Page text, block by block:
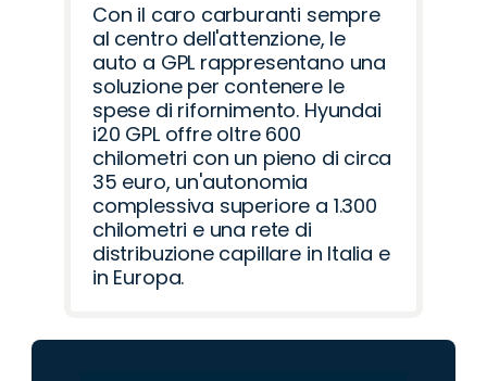
Con il caro carburanti sempre
al centro dell'attenzione, le
auto a GPL rappresentano una
soluzione per contenere le
spese di rifornimento. Hyundai
i20 GPL offre oltre 600
chilometri con un pieno di circa
35 euro, un'autonomia
complessiva superiore a 1.300
chilometri e una rete di
distribuzione capillare in Italia e
in Europa.